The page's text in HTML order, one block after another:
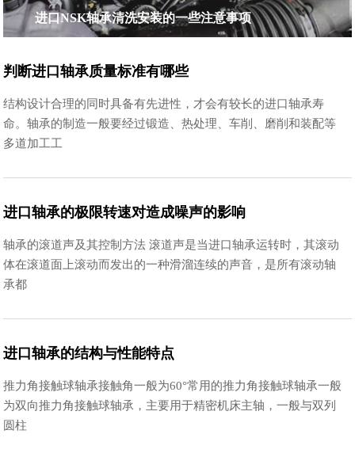
进口NSK轴承清洗安装的一些注意事项
判断进口轴承质量标准有哪些
结构设计合理的同时具备有先进性，才会有较长的进口轴承寿
命。轴承的制造一般要经过锻造、热处理、车削、磨削和装配等
多道加工工
进口轴承的极限转速对造成噪声的影响
轴承的滚道声及其控制方法 滚道声是当进口轴承运转时，其滚动
体在滚道面上滚动而发出的一种滑溜连续的声音，是所有滚动轴
承都
进口轴承的结构与性能特点
推力角接触球轴承接触角一般为60°常用的推力角接触球轴承一般
为双向推力角接触球轴承，主要用于精密机床主轴，一般与双列
圆柱